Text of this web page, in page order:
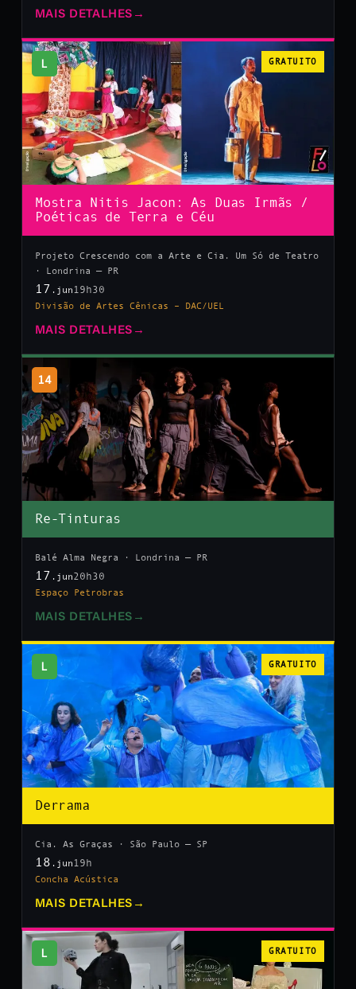
MAIS DETALHES →
L GRATUITO
Mostra Nitis Jacon: As Duas Irmãs /
Poéticas de Terra e Céu
Projeto Crescendo com a Arte e Cia. Um Só de Teatro
· Londrina — PR
17 .jun 19h30
Divisão de Artes Cênicas – DAC/UEL
MAIS DETALHES →
14
Re-Tinturas
Balé Alma Negra · Londrina — PR
17 .jun20h30
Espaço Petrobras
MAIS DETALHES →
L GRATUITO
Derrama
Cia. As Graças · São Paulo — SP
18 .jun 19h
Concha Acústica
MAIS DETALHES →
L GRATUITO